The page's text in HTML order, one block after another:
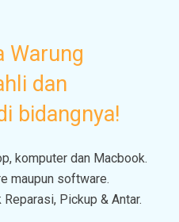
Warung
dan
bidangnya!
komputer dan Macbook.
maupun software.
Pickup & Antar.